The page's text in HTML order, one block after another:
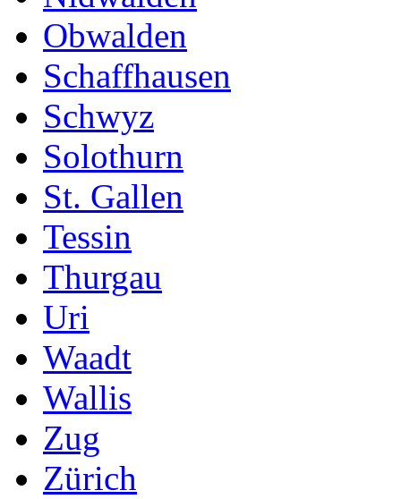
Obwalden
Schaffhausen
Schwyz
Solothurn
St. Gallen
Tessin
Thurgau
Uri
Waadt
Wallis
Zug
Zürich